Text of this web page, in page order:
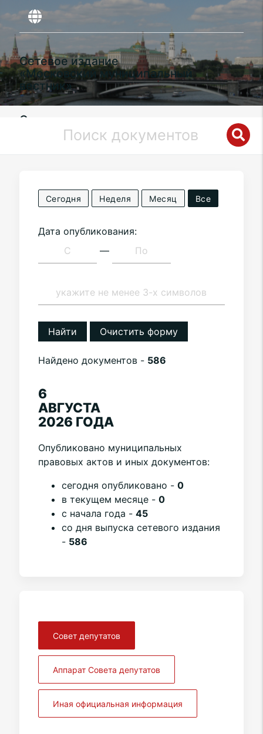
Сетевое издание
«Московский муниципальный
вестник»
Органы местного самоуправления
муниципального округаНово-
Переделкинов городе Москве
Сегодня Неделя Месяц Все
Дата опубликования:
—
Найти Очистить форму
Найдено документов - 586
6
АВГУСТА
2026 ГОДА
Опубликовано муниципальных
правовых актов и иных документов:
cегодня опубликовано - 0
в текущем месяце - 0
с начала года - 45
со дня выпуска сетевого издания
- 586
Совет депутатов
Аппарат Совета депутатов
Иная официальная информация